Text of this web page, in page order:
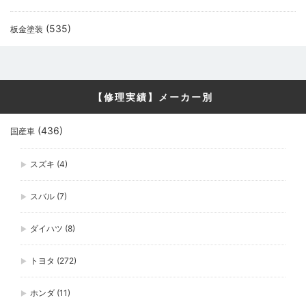
板金塗装 (535)
【修理実績】メーカー別
国産車 (436)
スズキ (4)
スバル (7)
ダイハツ (8)
トヨタ (272)
ホンダ (11)